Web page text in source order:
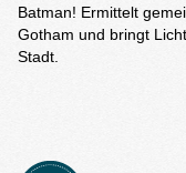
Batman! Ermittelt
Gotham und bringt
Stadt.